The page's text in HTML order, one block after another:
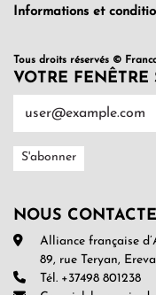
Informations et
Tous droits réservés ©
VOTRE FENÊTRE
NOUS
Alliance française
89, rue Teryan,
Tél. +37498 801238